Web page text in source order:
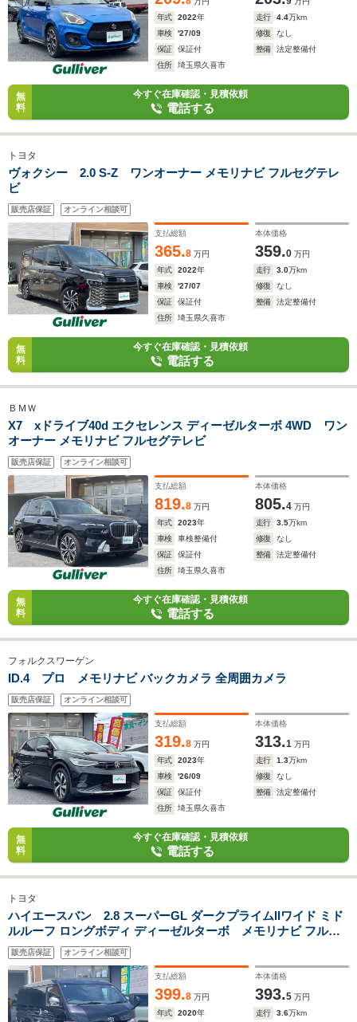
年式
2022年 走行 4.4万km
車検
'27/09 修復
なし
保証
保証付 整備
法定整備付
住所
埼玉県久喜市
無
料
今すぐ在庫確認・見積依頼
電話する
トヨタ
ヴォクシー 2.0 S-Z ワンオーナー メモリナビ フルセグテレ
ビ
販売店保証 オンライン相談可
支払総額
365.8 万円
本体価格
359.0 万円
年式
2022年 走行 3.0万km
車検
'27/07 修復
なし
保証
保証付 整備
法定整備付
住所
埼玉県久喜市
無
料
今すぐ在庫確認・見積依頼
電話する
ＢＭＷ
X7 xドライブ40d エクセレンス ディーゼルターボ 4WD ワン
オーナー メモリナビ フルセグテレビ
販売店保証 オンライン相談可
支払総額
819.8 万円
本体価格
805.4 万円
年式
2023年 走行 3.5万km
車検
車検整備付 修復
なし
保証
保証付 整備
法定整備付
住所
埼玉県久喜市
無
料
今すぐ在庫確認・見積依頼
電話する
フォルクスワーゲン
ID.4 プロ メモリナビ バックカメラ 全周囲カメラ
販売店保証 オンライン相談可
支払総額
319.8 万円
本体価格
313.1 万円
年式
2023年 走行 1.3万km
車検
'26/09 修復
なし
保証
保証付 整備
法定整備付
住所
埼玉県久喜市
無
料
今すぐ在庫確認・見積依頼
電話する
トヨタ
ハイエースバン 2.8 スーパーGL ダークプライムIIワイド ミド
ルルーフ ロングボディ ディーゼルターボ メモリナビ フルセ
グテレビ バックカメラ
販売店保証 オンライン相談可
支払総額
399.8 万円
本体価格
393.5 万円
年式
2020年 走行 3.6万km